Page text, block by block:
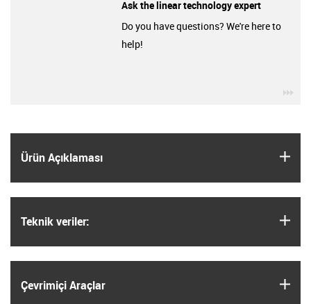
Ürün Açıklaması
Teknik veriler:
Çevrimiçi Araçlar
Ask the linear technology expert
Do you have questions? We're here to
help!